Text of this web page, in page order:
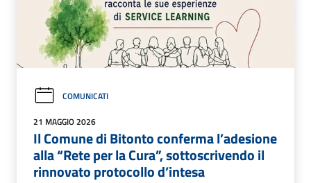
COMUNICATI
21 MAGGIO 2026
Il Comune di Bitonto conferma l’adesione
alla “Rete per la Cura”, sottoscrivendo il
rinnovato protocollo d’intesa